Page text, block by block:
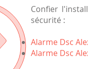
Confier
sécurité :
Alarme Dsc
Alarme Dsc